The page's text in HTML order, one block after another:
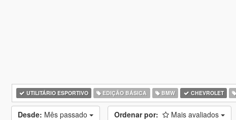
UTILITÁRIO ESPORTIVO EDIÇÃO BÁSICA BMW CHEVROLET
Desde: Mês passado Ordenar por: Mais avaliados